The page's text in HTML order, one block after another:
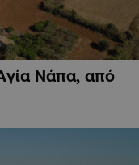
Νάπα, από